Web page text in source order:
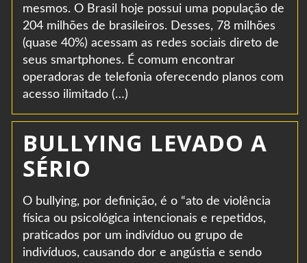
mesmos. O Brasil hoje possui uma população de
204 milhões de brasileiros. Desses, 78 milhões
(quase 40%) acessam as redes sociais direto de
seus smartphones. É comum encontrar
operadoras de telefonia oferecendo planos com
acesso ilimitado (…)
BULLYING LEVADO A
SÉRIO
O bullying, por definição, é o “ato de violência
física ou psicológica intencionais e repetidos,
praticados por um indivíduo ou grupo de
indivíduos, causando dor e angústia e sendo